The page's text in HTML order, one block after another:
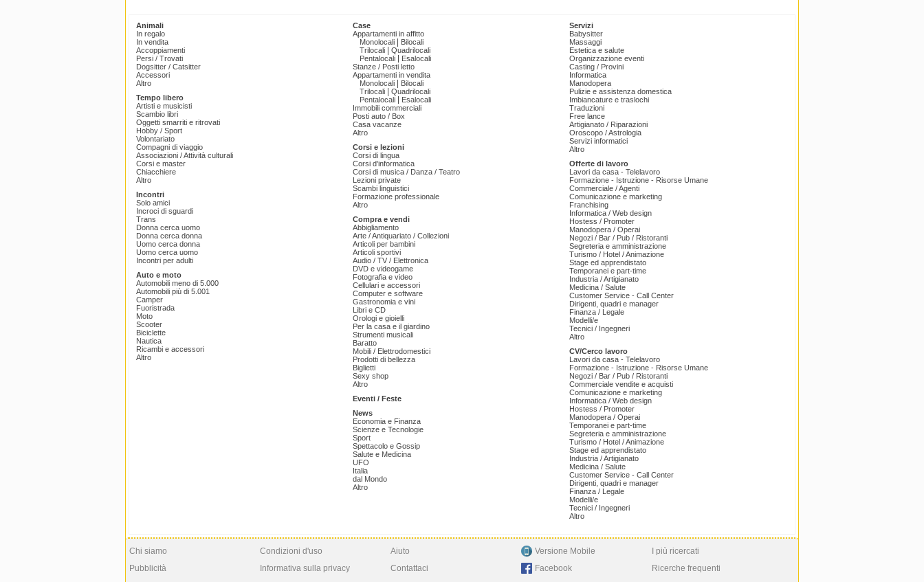
Animali
In regalo
In vendita
Accoppiamenti
Persi / Trovati
Dogsitter / Catsitter
Accessori
Altro
Tempo libero
Artisti e musicisti
Scambio libri
Oggetti smarriti e ritrovati
Hobby / Sport
Volontariato
Compagni di viaggio
Associazioni / Attività culturali
Corsi e master
Chiacchiere
Altro
Incontri
Solo amici
Incroci di sguardi
Trans
Donna cerca uomo
Donna cerca donna
Uomo cerca donna
Uomo cerca uomo
Incontri per adulti
Auto e moto
Automobili meno di 5.000
Automobili più di 5.001
Camper
Fuoristrada
Moto
Scooter
Biciclette
Nautica
Ricambi e accessori
Altro
Case
Appartamenti in affitto
Monolocali
Bilocali
Trilocali
Quadrilocali
Pentalocali
Esalocali
Stanze / Posti letto
Appartamenti in vendita
Monolocali
Bilocali
Trilocali
Quadrilocali
Pentalocali
Esalocali
Immobili commerciali
Posti auto / Box
Casa vacanze
Altro
Corsi e lezioni
Corsi di lingua
Corsi d'informatica
Corsi di musica / Danza / Teatro
Lezioni private
Scambi linguistici
Formazione professionale
Altro
Compra e vendi
Abbigliamento
Arte / Antiquariato / Collezioni
Articoli per bambini
Articoli sportivi
Audio / TV / Elettronica
DVD e videogame
Fotografia e video
Cellulari e accessori
Computer e software
Gastronomia e vini
Libri e CD
Orologi e gioielli
Per la casa e il giardino
Strumenti musicali
Baratto
Mobili / Elettrodomestici
Prodotti di bellezza
Biglietti
Sexy shop
Altro
Eventi / Feste
News
Economia e Finanza
Scienze e Tecnologie
Sport
Spettacolo e Gossip
Salute e Medicina
UFO
Italia
dal Mondo
Altro
Servizi
Babysitter
Massaggi
Estetica e salute
Organizzazione eventi
Casting / Provini
Informatica
Manodopera
Pulizie e assistenza domestica
Imbiancature e traslochi
Traduzioni
Free lance
Artigianato / Riparazioni
Oroscopo / Astrologia
Servizi informatici
Altro
Offerte di lavoro
Lavori da casa - Telelavoro
Formazione - Istruzione - Risorse Umane
Commerciale / Agenti
Comunicazione e marketing
Franchising
Informatica / Web design
Hostess / Promoter
Manodopera / Operai
Negozi / Bar / Pub / Ristoranti
Segreteria e amministrazione
Turismo / Hotel / Animazione
Stage ed apprendistato
Temporanei e part-time
Industria / Artigianato
Medicina / Salute
Customer Service - Call Center
Dirigenti, quadri e manager
Finanza / Legale
Modelli/e
Tecnici / Ingegneri
Altro
CV/Cerco lavoro
Lavori da casa - Telelavoro
Formazione - Istruzione - Risorse Umane
Negozi / Bar / Pub / Ristoranti
Commerciale vendite e acquisti
Comunicazione e marketing
Informatica / Web design
Hostess / Promoter
Manodopera / Operai
Temporanei e part-time
Segreteria e amministrazione
Turismo / Hotel / Animazione
Stage ed apprendistato
Industria / Artigianato
Medicina / Salute
Customer Service - Call Center
Dirigenti, quadri e manager
Finanza / Legale
Modelli/e
Tecnici / Ingegneri
Altro
Chi siamo
Pubblicità
Condizioni d'uso
Informativa sulla privacy
Aiuto
Contattaci
Versione Mobile
Facebook
I più ricercati
Ricerche frequenti